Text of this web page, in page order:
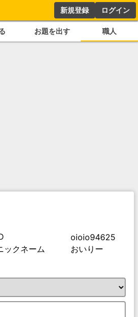
新規登録 ログイン
お題を出す 職人
oioio94625
ックネーム
おいりー